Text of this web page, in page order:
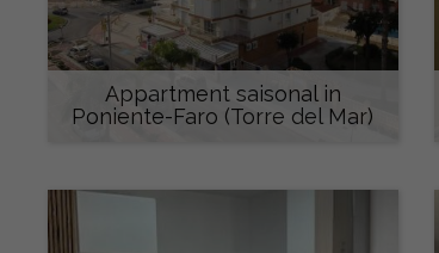
Appartment saisonal in
Poniente-Faro (Torre del Mar)